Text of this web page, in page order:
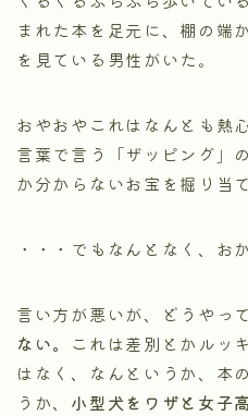
まれた本を足元に、棚の端
を見ている男性がいた。
おやおやこれはなんとも熱
言葉で言う「ザッピング」
か分からないお宝を掘り当
・・・でもなんとなく、お
言い方が悪いが、どうやっ
ない。 これは差別とかルッ
はなく、なんというか、本
うか、 小型犬をワザと女子